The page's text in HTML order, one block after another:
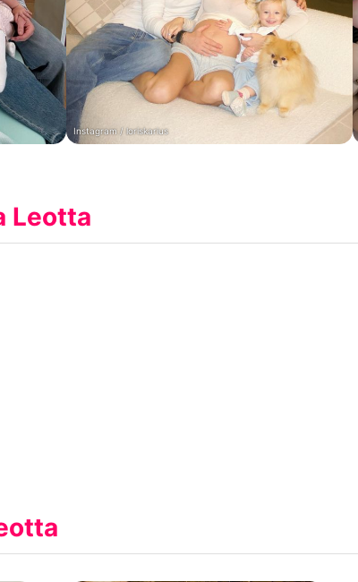
Instagram / loriskarius
Leotta